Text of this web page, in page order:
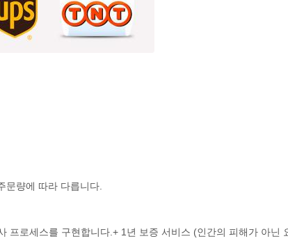
문량에 따라 다릅니다.
프로세스를 구현합니다.+ 1년 보증 서비스 (인간의 피해가 아닌